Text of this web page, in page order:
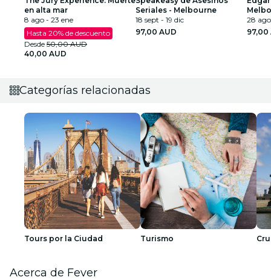
en alta mar
8 ago - 23 ene
Hasta 20% de descuento
Desde 50,00 AUD
40,00 AUD
Seriales - Melbourne
18 sept - 19 dic
97,00 AUD
28
97,00
Categorías relacionadas
Tours por la Ciudad Turismo
Acerca de Fever